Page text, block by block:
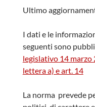
Ultimo
I dati e le
seguenti sono
legislativo 14 marzo
lettera a) e art. 14
La norma prevede